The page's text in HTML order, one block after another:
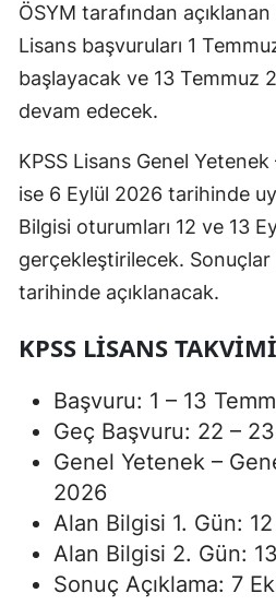
ÖSYM tarafından
Lisans başvuruları 1
başlayacak ve 13 Temmuz
devam edecek.
KPSS Lisans Genel Yetenek
ise 6 Eylül 2026 tarihinde
Bilgisi oturumları 12 ve 13
gerçekleştirilecek. Sonuçlar
tarihinde açıklanacak.
KPSS LISANS
Başvuru: 1 – 13
Geç Başvuru: 22 –
Genel Yetenek –
2026
Alan Bilgisi 1. Gün:
Alan Bilgisi 2. Gün:
Sonuç Açıklama: 7